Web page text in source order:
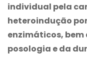
individual pela
heteroindução
enzimáticos,
posologia e da